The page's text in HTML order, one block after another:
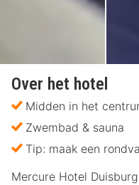
Over het hotel
Midden in het
Zwembad & sauna
Tip: maak een
Mercure Hotel